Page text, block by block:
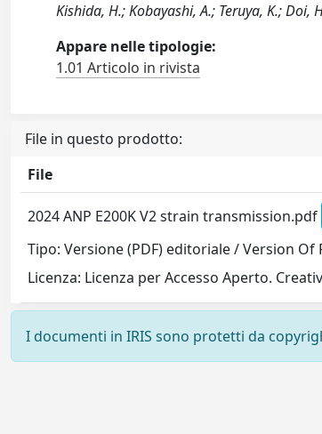
Kishida, H.; Kobayashi, A.; Teruya, K.; Doi,
Appare nelle tipologie:
1.01 Articolo in rivista
File in questo prodotto:
File
2024 ANP E200K V2 strain transmission.pdf
Tipo: Versione (PDF) editoriale / Version Of
Licenza: Licenza per Accesso Aperto.
I documenti in IRIS sono protetti da